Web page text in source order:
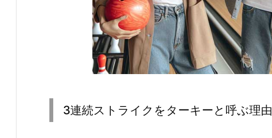
3連続ストライクをターキーと呼ぶ理由